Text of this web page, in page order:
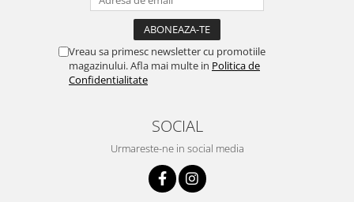
Vreau sa primesc newsletter cu promotiile
magazinului. Afla mai multe in Politica de
Confidentialitate
SOCIAL
Urmareste-ne in social media